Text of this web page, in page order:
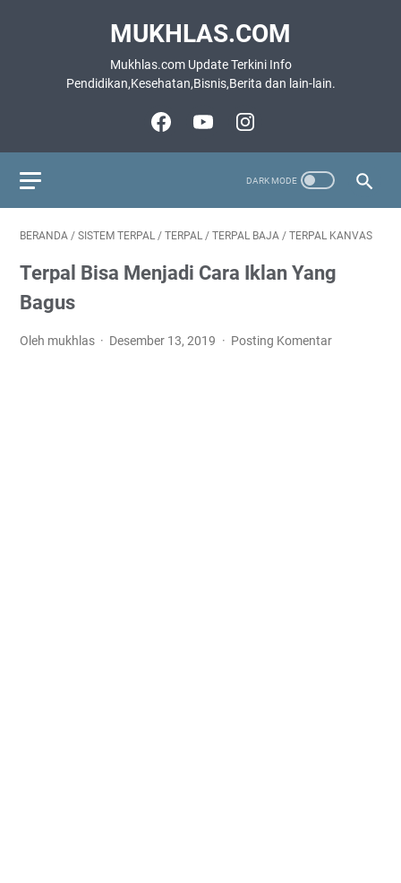
MUKHLAS.COM
Mukhlas.com Update Terkini Info
Pendidikan,Kesehatan,Bisnis,Berita dan lain-lain.
BERANDA / SISTEM TERPAL / TERPAL / TERPAL BAJA / TERPAL KANVAS
Terpal Bisa Menjadi Cara Iklan Yang
Bagus
Oleh mukhlas Desember 13, 2019 Posting Komentar